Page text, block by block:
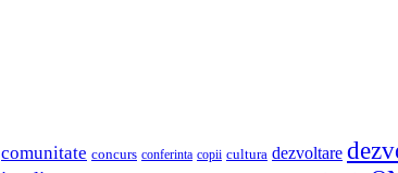
comunitate concurs conferinta copii cultura dezvoltare